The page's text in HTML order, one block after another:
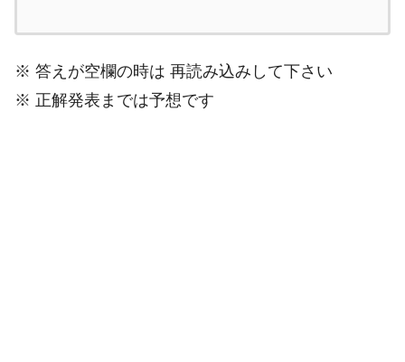
※ 答えが空欄の時は 再読み込みして下さい
※ 正解発表までは予想です